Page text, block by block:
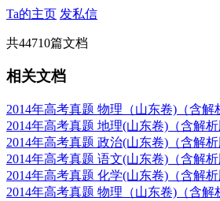
Ta的主页 发私信
共44710篇文档
相关文档
2014年高考真题 物理（山东卷)（含解
2014年高考真题 地理(山东卷)（含解析
2014年高考真题 政治(山东卷)（含解析
2014年高考真题 语文(山东卷)（含解析
2014年高考真题 化学(山东卷)（含解析
2014年高考真题 物理（山东卷)（含解